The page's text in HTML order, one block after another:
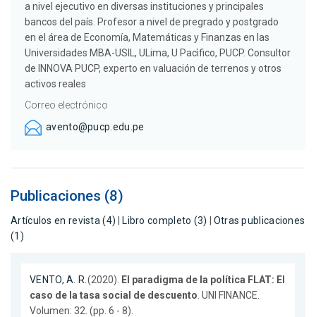
a nivel ejecutivo en diversas instituciones y principales
bancos del país. Profesor a nivel de pregrado y postgrado
en el área de Economía, Matemáticas y Finanzas en las
Universidades MBA-USIL, ULima, U Pacìfico, PUCP. Consultor
de INNOVA PUCP, experto en valuación de terrenos y otros
activos reales
Correo electrónico
avento@pucp.edu.pe
Publicaciones (8)
Artículos en revista (4) Libro completo (3)
Otras publicaciones
(1)
VENTO, A. R. (2020).
El paradigma de la política FLAT: El
caso de la tasa social de descuento . UNI FINANCE.
Volumen: 32. (pp. 6 - 8).